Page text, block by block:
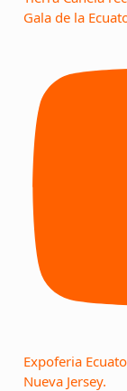
Gala de la
Expoferia
Nueva Jersey.